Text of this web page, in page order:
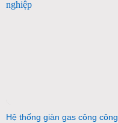
Hệ thống giàn gas công công